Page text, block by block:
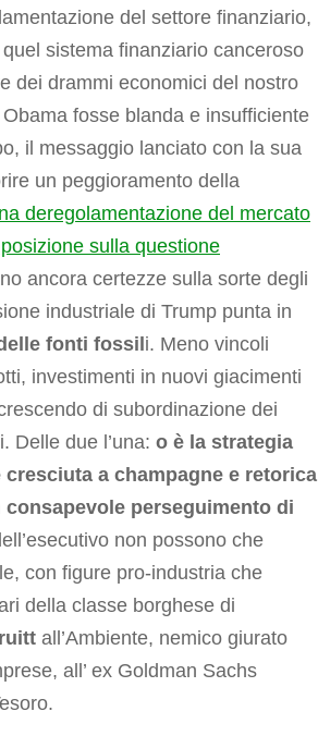
del settore finanziario,
sistema finanziario canceroso
dei drammi economici del nostro
fosse blanda e insufficiente
il messaggio lanciato con la sua
un peggioramento della
deregolamentazione del mercato
sulla questione
ancora certezze sulla sorte degli
industriale di Trump punta in
fonti fossil i. Meno vincoli
investimenti in nuovi giacimenti
di subordinazione dei
Delle due l’una: o è la strategia
a champagne e retorica
perseguimento di
non possono che
con figure pro-industria che
della classe borghese di
all’Ambiente, nemico giurato
all’ ex Goldman Sachs